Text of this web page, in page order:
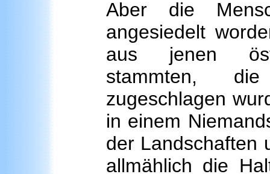
Aber die
angesiedelt
aus jenen
stammten,
zugeschlagen
in einem
der Landschaften
allmählich die